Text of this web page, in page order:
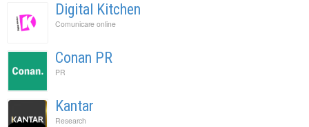
Digital Kitchen
Comunicare online
Conan PR
PR
Kantar
Research